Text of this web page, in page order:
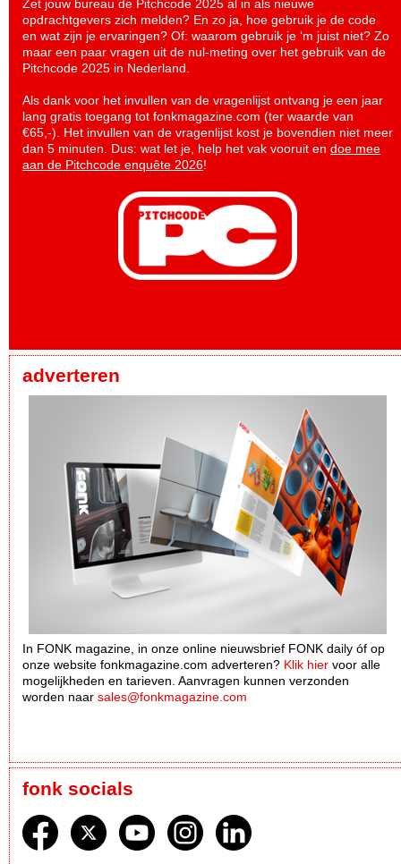
Zet jouw bureau de Pitchcode 2025 al in als nieuwe
opdrachtgevers zich melden? En zo ja, hoe gebruik je de code
en wat zijn je ervaringen? Of: waarom gebruik je ‘m juist niet? Zo
maar een paar vragen uit de nul-meting over het gebruik van de
Pitchcode 2025 in Nederland.
Als dank voor het invullen van de vragenlijst ontvang je een jaar
lang gratis toegang tot fonkmagazine.com (ter waarde van
€65,-). Het invullen van de vragenlijst kost je bovendien niet meer
dan 5 minuten. Dus: wat let je, help het vak vooruit en doe mee
aan de Pitchcode enquête 2026!
adverteren
In FONK magazine, in onze online nieuwsbrief FONK daily óf op
onze website fonkmagazine.com adverteren? Klik hier voor alle
mogelijkheden en tarieven. Aanvragen kunnen verzonden
worden naar sales@fonkmagazine.com
fonk socials